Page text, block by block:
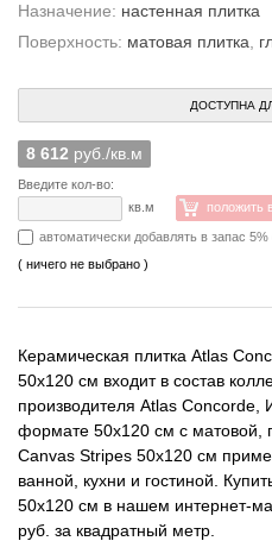
Назначение: настенная плитка
Поверхность: матовая плитка
ДОСТУПНА
8 612 руб./кв.м
Введите кол-во:
кв.м
положить
автоматически добавлять в запас
( ничего не выбрано )
Керамическая плитка Atlas
50x120 см входит в состав
производителя Atlas Concorde,
формате 50x120 см с матовой,
Canvas Stripes 50x120 см
ванной, кухни и гостиной.
50x120 см в нашем интернет-
руб. за квадратный метр.